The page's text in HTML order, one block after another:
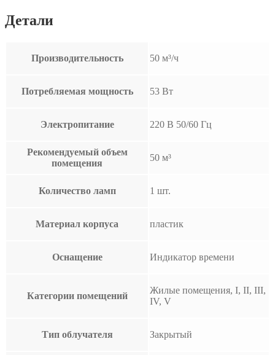
Детали
Производительность 50 м³/ч
Потребляемая мощность 53 Вт
Электропитание 220 В 50/60 Гц
Рекомендуемый объем
помещения
50 м³
Количество ламп 1 шт.
Материал корпуса пластик
Оснащение Индикатор времени
Категории помещений
Жилые помещения, I, II, III,
IV, V
Тип облучателя Закрытый